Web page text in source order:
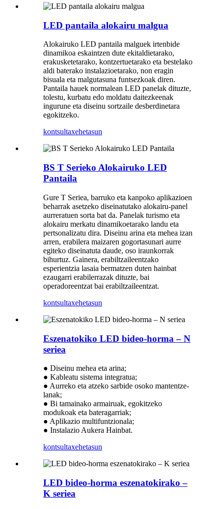
LED pantaila alokairu malgua
Alokairuko LED pantaila malguek irtenbide
dinamikoa eskaintzen dute ekitaldietarako,
erakusketetarako, kontzertuetarako eta bestelako
aldi baterako instalazioetarako, non eragin
bisuala eta malgutasuna funtsezkoak diren.
Pantaila hauek normalean LED panelak dituzte,
tolestu, kurbatu edo moldatu daitezkeenak
ingurune eta diseinu sortzaile desberdinetara
egokitzeko.
kontsultaxehetasun
BS T Serieko Alokairuko LED
Pantaila
Gure T Seriea, barruko eta kanpoko aplikazioen
beharrak asetzeko diseinatutako alokairu-panel
aurreratuen sorta bat da. Panelak turismo eta
alokairu merkatu dinamikoetarako landu eta
pertsonalizatu dira. Diseinu arina eta mehea izan
arren, erabilera maizaren gogortasunari aurre
egiteko diseinatuta daude, oso iraunkorrak
bihurtuz. Gainera, erabiltzaileentzako
esperientzia lasaia bermatzen duten hainbat
ezaugarri erabilerrazak dituzte, bai
operadoreentzat bai erabiltzaileentzat.
kontsultaxehetasun
Eszenatokiko LED bideo-horma – N
seriea
● Diseinu mehea eta arina;
● Kableatu sistema integratua;
● Aurreko eta atzeko sarbide osoko mantentze-
lanak;
● Bi tamainako armairuak, egokitzeko
modukoak eta bateragarriak;
● Aplikazio multifuntzionala;
● Instalazio Aukera Hainbat.
kontsultaxehetasun
LED bideo-horma eszenatokirako –
K seriea